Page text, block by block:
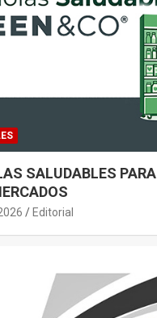
SALUDABLES PARA
Editorial